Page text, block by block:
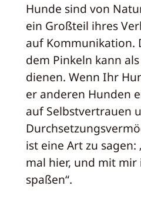
Hunde sind von
ein Großteil ihres
auf Kommunikation.
dem Pinkeln kann
dienen. Wenn Ihr
er anderen Hunden
auf Selbstvertrauen
ist eine Art zu sagen:
mal hier, und mit mir
spaßen“.